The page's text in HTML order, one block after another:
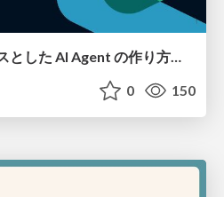
BigQuery を検索ソースとした AI Agent の作り方って 〇〇 通りあんねん
0 150